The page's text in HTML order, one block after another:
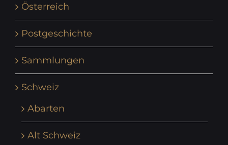
Österreich
Postgeschichte
Sammlungen
Schweiz
Abarten
Alt Schweiz